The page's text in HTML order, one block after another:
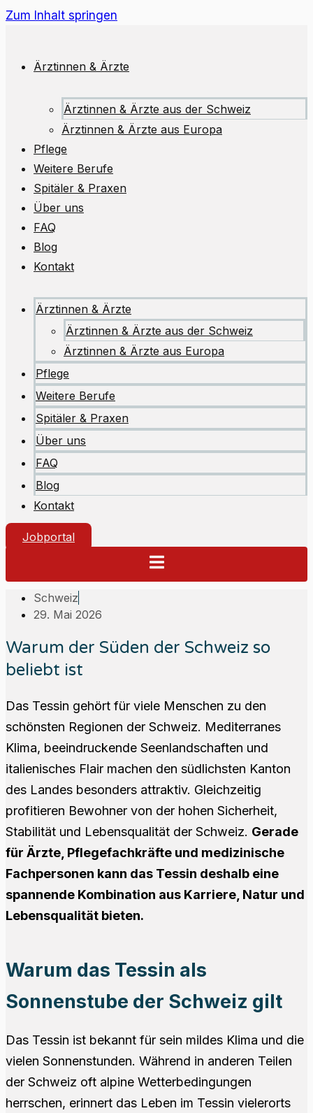
Zum Inhalt springen
Ärztinnen & Ärzte
Ärztinnen & Ärzte aus der Schweiz
Ärztinnen & Ärzte aus Europa
Pflege
Weitere Berufe
Spitäler & Praxen
Über uns
FAQ
Blog
Kontakt
Ärztinnen & Ärzte
Ärztinnen & Ärzte aus der Schweiz
Ärztinnen & Ärzte aus Europa
Pflege
Weitere Berufe
Spitäler & Praxen
Über uns
FAQ
Blog
Kontakt
Jobportal
Schweiz
29. Mai 2026
Warum der Süden der Schweiz so
beliebt ist
Das Tessin gehört für viele Menschen zu den
schönsten Regionen der Schweiz. Mediterranes
Klima, beeindruckende Seenlandschaften und
italienisches Flair machen den südlichsten Kanton
des Landes besonders attraktiv. Gleichzeitig
profitieren Bewohner von der hohen Sicherheit,
Stabilität und Lebensqualität der Schweiz. Gerade
für Ärzte, Pflegefachkräfte und medizinische
Fachpersonen kann das Tessin deshalb eine
spannende Kombination aus Karriere, Natur und
Lebensqualität bieten.
Warum das Tessin als
Sonnenstube der Schweiz gilt
Das Tessin ist bekannt für sein mildes Klima und die
vielen Sonnenstunden. Während in anderen Teilen
der Schweiz oft alpine Wetterbedingungen
herrschen, erinnert das Leben im Tessin vielerorts